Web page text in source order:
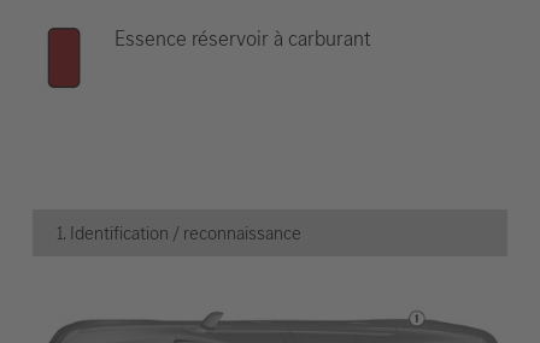
Essence réservoir à carburant
1. Identification / reconnaissance